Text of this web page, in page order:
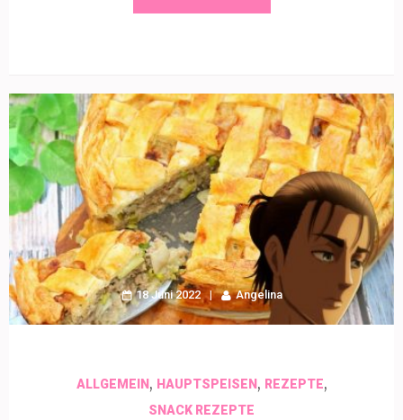
18 Juni 2022 Angelina
ALLGEMEIN, HAUPTSPEISEN, REZEPTE,
SNACK REZEPTE